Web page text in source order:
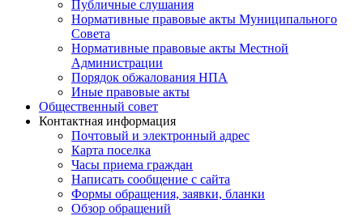
Публичные слушания
Нормативные правовые акты Муниципального
Совета
Нормативные правовые акты Местной
Администрации
Порядок обжалования НПА
Иные правовые акты
Общественный совет
Контактная информация
Почтовый и электронный адрес
Карта поселка
Часы приема граждан
Написать сообщение с сайта
Формы обращения, заявки, бланки
Обзор обращений